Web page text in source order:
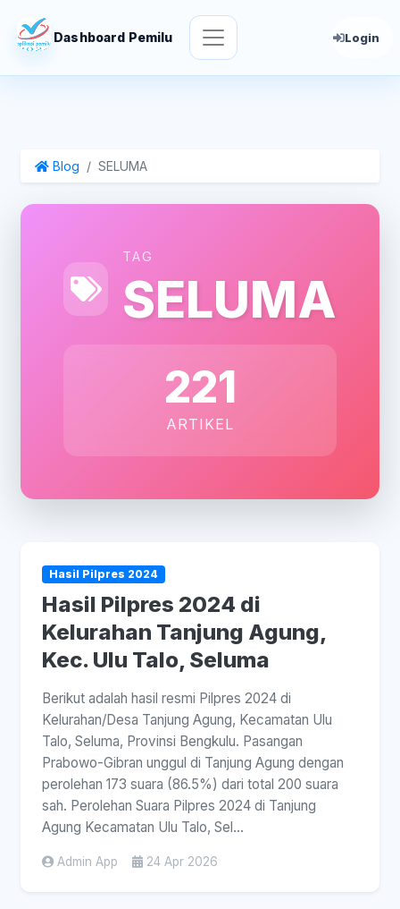
Dashboard Pemilu Login
Blog SELUMA
TAG
SELUMA
221
ARTIKEL
Hasil Pilpres 2024
Hasil Pilpres 2024 di
Kelurahan Tanjung Agung,
Kec. Ulu Talo, Seluma
Berikut adalah hasil resmi Pilpres 2024 di
Kelurahan/Desa Tanjung Agung, Kecamatan Ulu
Talo, Seluma, Provinsi Bengkulu. Pasangan
Prabowo-Gibran unggul di Tanjung Agung dengan
perolehan 173 suara (86.5%) dari total 200 suara
sah. Perolehan Suara Pilpres 2024 di Tanjung
Agung Kecamatan Ulu Talo, Sel...
Admin App 24 Apr 2026